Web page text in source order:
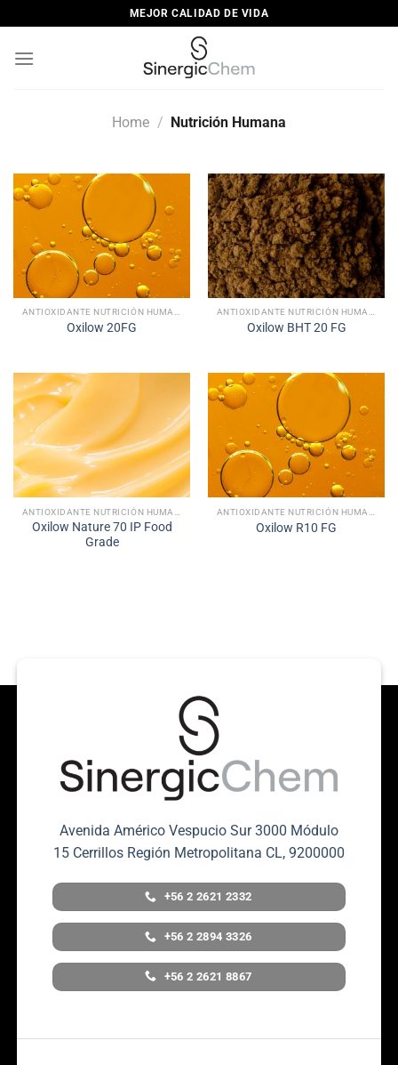
al
contenido
MEJOR CALIDAD DE VIDA
Home / Nutrición Humana
Oxilow 20FG Oxilow BHT 20 FG
Oxilow Nature 70 IP Food
Grade
Oxilow R10 FG
Avenida Américo Vespucio Sur 3000 Módulo
15 Cerrillos Región Metropolitana CL, 9200000
+56 2 2621 2332
+56 2 2894 3326
+56 2 2621 8867